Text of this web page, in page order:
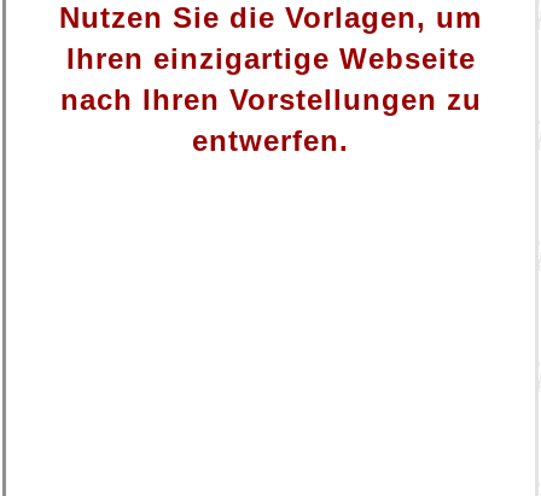
Nutzen Sie die Vorlagen, um
Ihren einzigartige Webseite
nach Ihren Vorstellungen zu
entwerfen.